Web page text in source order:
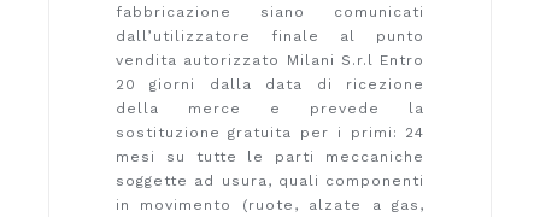
fabbricazione siano comunicati
dall’utilizzatore finale al punto
vendita autorizzato Milani S.r.l Entro
20 giorni dalla data di ricezione
della merce e prevede la
sostituzione gratuita per i primi: 24
mesi su tutte le parti meccaniche
soggette ad usura, quali componenti
in movimento (ruote, alzate a gas,